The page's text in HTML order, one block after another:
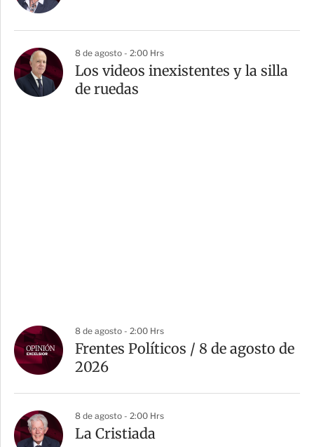
8 de agosto - 2:00 Hrs
Los videos inexistentes y la silla
de ruedas
8 de agosto - 2:00 Hrs
Frentes Políticos / 8 de agosto de
2026
8 de agosto - 2:00 Hrs
La Cristiada